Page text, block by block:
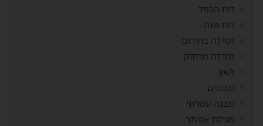
לוח הכפל
לוח שנה
למידה בחירום
למידה מרחוק
לשון
מבוכים
מבנה עשרוני
מגילת אסתר